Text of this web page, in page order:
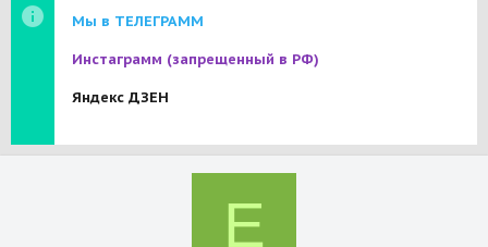
Мы в ТЕЛЕГРАММ
Инстаграмм (запрещенный в РФ)
Яндекс ДЗЕН
Е